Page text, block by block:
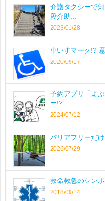
介護タクシーで
段介助...
2023/01/28
車いすマーク!?
2020/09/17
予約アプリ「よ
ー!?
2024/07/12
バリアフリーだ
2026/07/29
救命救急のシン
2018/09/14